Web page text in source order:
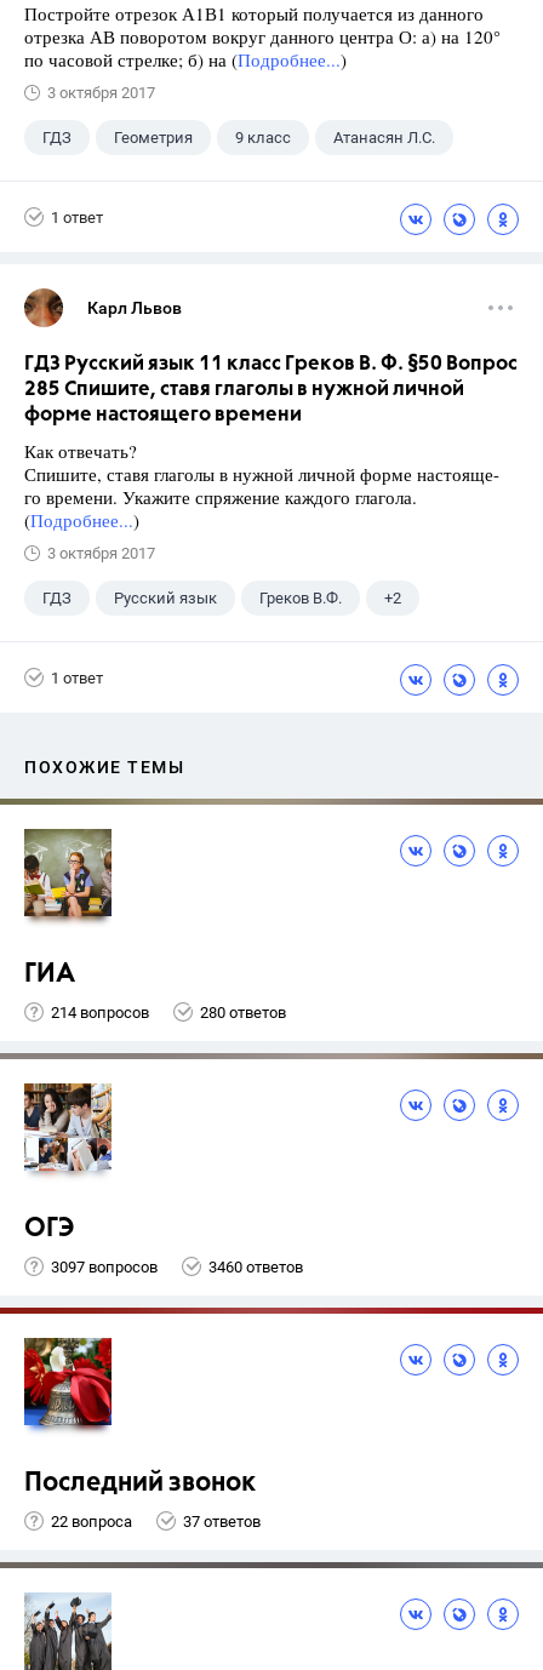
Постройте отрезок А1В1 который получается из данного
отрезка АВ поворотом вокруг данного центра О: а) на 120°
по часовой стрелке; б) на (Подробнее...)
3 октября 2017
ГДЗ Геометрия 9 класс Атанасян Л.С.
1 ответ
Карл Львов
ГДЗ Русский язык 11 класс Греков В. Ф. §50 Вопрос
285 Спишите, ставя глаголы в нужной личной
форме настоящего времени
Как отвечать?
Спишите, ставя глаголы в нужной личной форме настояще-
го времени. Укажите спряжение каждого глагола.
(Подробнее...)
3 октября 2017
ГДЗ Русский язык Греков В.Ф. +2
1 ответ
ПОХОЖИЕ ТЕМЫ
ГИА
214 вопросов 280 ответов
ОГЭ
3097 вопросов 3460 ответов
Последний звонок
22 вопроса 37 ответов